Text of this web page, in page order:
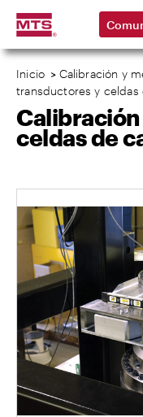
Inicio > Calibración y
transductores y celdas
celdas de